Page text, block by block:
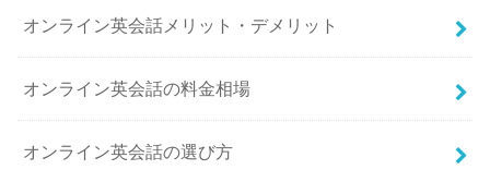
オンライン英会話メリット・デメリット
オンライン英会話の料金相場
オンライン英会話の選び方